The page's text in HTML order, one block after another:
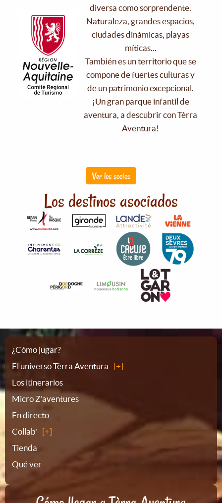
diversa como sorprendente.
Naturaleza, grandes espacios,
ciudades dinámicas, playas
míticas...
También es un territorio que se
compone de fuertes culturas y
de un patrimonio excepcional.
¡Un gran parque infantil de
aventura, a descubrir con Tèrra
Aventura!
Ver los socios
Los destinos asociados
Plano
del
sitio
¿Cómo jugar?
El universo Tèrra Aventura
Los itinerarios
Micro Z'aventures
En directo
Collab'
Tienda
Qué ver